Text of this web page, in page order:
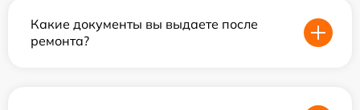
Какие документы вы выдаете после
ремонта?